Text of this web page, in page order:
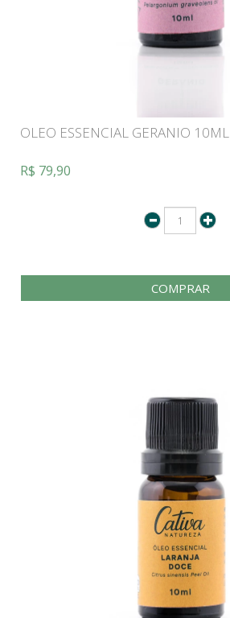
OLEO ESSENCIAL GERANIO 10ML
R$ 79,90
COMPRAR